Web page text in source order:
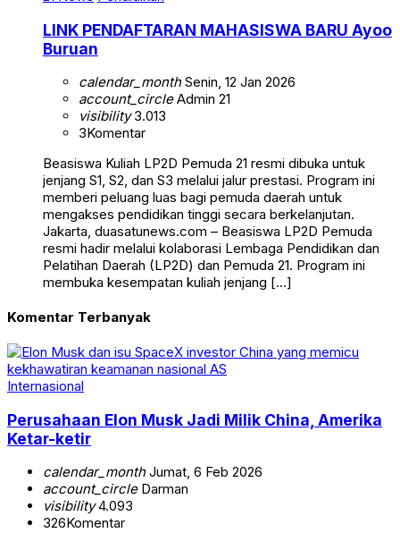
LINK PENDAFTARAN MAHASISWA BARU Ayoo
Buruan
calendar_monthSenin, 12 Jan 2026
account_circleAdmin 21
visibility3.013
3Komentar
Beasiswa Kuliah LP2D Pemuda 21 resmi dibuka untuk
jenjang S1, S2, dan S3 melalui jalur prestasi. Program ini
memberi peluang luas bagi pemuda daerah untuk
mengakses pendidikan tinggi secara berkelanjutan.
Jakarta, duasatunews.com – Beasiswa LP2D Pemuda
resmi hadir melalui kolaborasi Lembaga Pendidikan dan
Pelatihan Daerah (LP2D) dan Pemuda 21. Program ini
membuka kesempatan kuliah jenjang […]
Komentar Terbanyak
Internasional
Perusahaan Elon Musk Jadi Milik China, Amerika
Ketar-ketir
calendar_monthJumat, 6 Feb 2026
account_circleDarman
visibility4.093
326Komentar